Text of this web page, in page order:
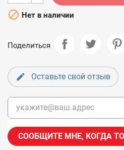
 Нет в наличии
Поделиться
Оставьте свой отзыв
СООБЩИТЕ МНЕ, КОГДА